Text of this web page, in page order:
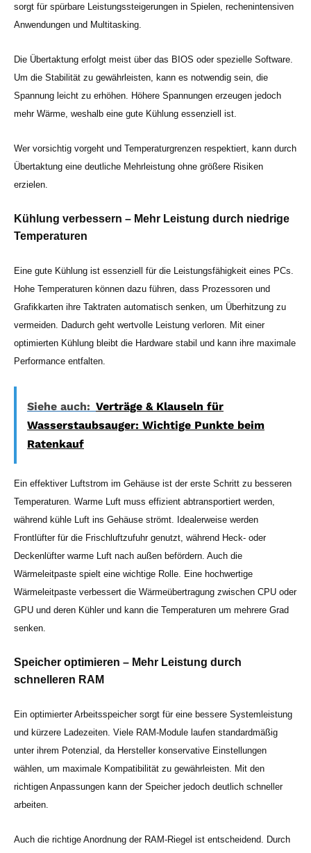
sorgt für spürbare Leistungssteigerungen in Spielen, rechenintensiven
Anwendungen und Multitasking.
Die Übertaktung erfolgt meist über das BIOS oder spezielle Software.
Um die Stabilität zu gewährleisten, kann es notwendig sein, die
Spannung leicht zu erhöhen. Höhere Spannungen erzeugen jedoch
mehr Wärme, weshalb eine gute Kühlung essenziell ist.
Wer vorsichtig vorgeht und Temperaturgrenzen respektiert, kann durch
Übertaktung eine deutliche Mehrleistung ohne größere Risiken
erzielen.
Kühlung verbessern – Mehr Leistung durch niedrige
Temperaturen
Eine gute Kühlung ist essenziell für die Leistungsfähigkeit eines PCs.
Hohe Temperaturen können dazu führen, dass Prozessoren und
Grafikkarten ihre Taktraten automatisch senken, um Überhitzung zu
vermeiden. Dadurch geht wertvolle Leistung verloren. Mit einer
optimierten Kühlung bleibt die Hardware stabil und kann ihre maximale
Performance entfalten.
Siehe auch: Verträge & Klauseln für
Wasserstaubsauger: Wichtige Punkte beim
Ratenkauf
Ein effektiver Luftstrom im Gehäuse ist der erste Schritt zu besseren
Temperaturen. Warme Luft muss effizient abtransportiert werden,
während kühle Luft ins Gehäuse strömt. Idealerweise werden
Frontlüfter für die Frischluftzufuhr genutzt, während Heck- oder
Deckenlüfter warme Luft nach außen befördern. Auch die
Wärmeleitpaste spielt eine wichtige Rolle. Eine hochwertige
Wärmeleitpaste verbessert die Wärmeübertragung zwischen CPU oder
GPU und deren Kühler und kann die Temperaturen um mehrere Grad
senken.
Speicher optimieren – Mehr Leistung durch
schnelleren RAM
Ein optimierter Arbeitsspeicher sorgt für eine bessere Systemleistung
und kürzere Ladezeiten. Viele RAM-Module laufen standardmäßig
unter ihrem Potenzial, da Hersteller konservative Einstellungen
wählen, um maximale Kompatibilität zu gewährleisten. Mit den
richtigen Anpassungen kann der Speicher jedoch deutlich schneller
arbeiten.
Auch die richtige Anordnung der RAM-Riegel ist entscheidend. Durch